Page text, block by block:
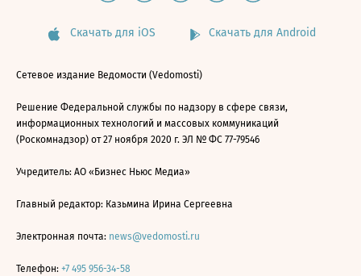
Скачать для iOS Скачать для Android
Сетевое издание Ведомости (Vedomosti)
Решение Федеральной службы по надзору в сфере связи,
информационных технологий и массовых коммуникаций
(Роскомнадзор) от 27 ноября 2020 г. ЭЛ № ФС 77-79546
Учредитель: АО «Бизнес Ньюс Медиа»
Главный редактор: Казьмина Ирина Сергеевна
Электронная почта: news@vedomosti.ru
Телефон: +7 495 956-34-58